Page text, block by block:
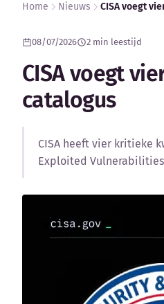
Home Nieuws CISA voegt
08/07/2026 2 min leestijd
CISA voegt
catalogus
CISA heeft vier kritieke
Exploited